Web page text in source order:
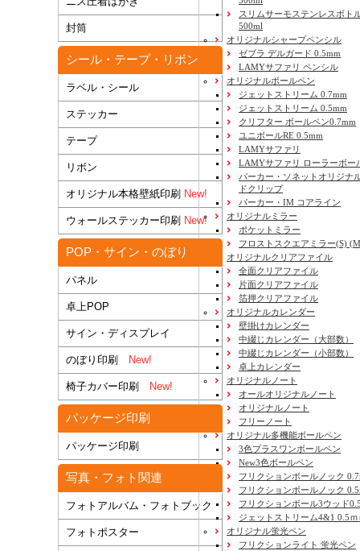
封筒
シール・テープ・リボン
ラベル・シール
ステッカー
テープ
リボン
オリジナル本格壁紙印刷 New!
ウォールステッカー印刷 New!
POP・サイン・のぼり
パネル
卓上POP
サイン・ディスプレイ
のぼり印刷 New!
椅子カバー印刷 New!
パッケージ印刷
パッケージ印刷
写真・フォト関連
フォトアルバム・フォトブック
フォトポスター
スリムサーモステンレスボト
500ml
オリジナルシャープペンシル
ゼブラ デルガード 0.5mm
LAMYサファリ ペンシル
オリジナルボールペン
ジェットストリーム 0.7mm
ジェットストリーム 0.5mm
クリフター ボールペン0.7mm
ユニボールRE 0.5mm
LAMYサファリ
LAMYサファリ ローラーボー
パーカー・ソネットオリジナ
ドクリップ
パーカー・IM コアライン
オリジナルミラー
ポケットミラー
フロストスクエアミラー(S)
オリジナルクリアファイル
全面クリアファイル
片面クリアファイル
箔押クリアファイル
オリジナルカレンダー
壁掛けカレンダー
中綴じカレンダー（大部数）
中綴じカレンダー（小部数）
卓上カレンダー
オリジナルノート
オールオリジナルノート
オリジナルノート
フリーノート
オリジナル多機能ボールペン
3色プラスワンボールペン
New3色ボールペン
フリクションボールノック
フリクションボールノック
フリクションボール3ウッド
ジェットストリーム4&1 0.5ｍ
オリジナル蛍光ペン
フリクションライト 蛍光ペン